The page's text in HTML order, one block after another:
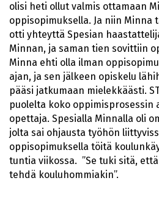
olisi heti ollut valmis ottamaan
oppisopimuksella. Ja niin Minna
otti yhteyttä Spesian
Minnan, ja saman tien sovittiin
Minna ehti olla ilman
ajan, ja sen jälkeen opiskelu
pääsi jatkumaan mielekkäästi.
puolelta koko oppimisprosessin
opettaja. Spesialla Minnalla oli
jolta sai ohjausta työhön
oppisopimuksella töitä
tuntia viikossa. ”Se tuki sitä,
tehdä kouluhommiakin”.